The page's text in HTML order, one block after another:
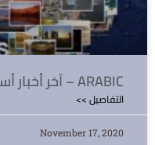
آخر أخبار أستراليا – ARABIC
<< التفاصيل
November 17, 2020